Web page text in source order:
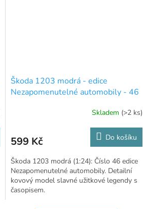
Škoda 1203 modrá - edice
Nezapomenutelné automobily - 46
Skladem (>2 ks)
599 Kč Do košíku
Škoda 1203 modrá (1:24): Číslo 46 edice
Nezapomenutelné automobily. Detailní
kovový model slavné užitkové legendy s
časopisem.